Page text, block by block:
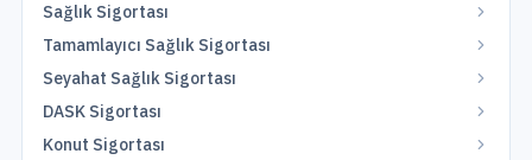
Sağlık Sigortası
Tamamlayıcı Sağlık Sigortası
Seyahat Sağlık Sigortası
DASK Sigortası
Konut Sigortası